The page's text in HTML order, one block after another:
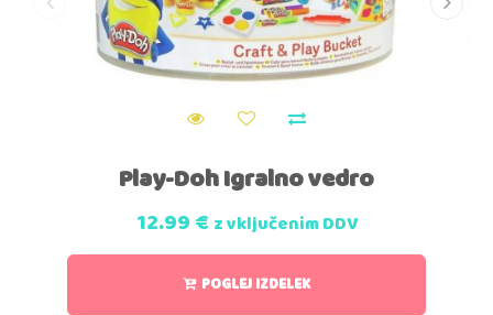
Play-Doh Igralno vedro
12.99€ z vključenim DDV
POGLEJ IZDELEK